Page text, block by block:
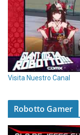
Visita Nuestro Canal
Robotto Gamer